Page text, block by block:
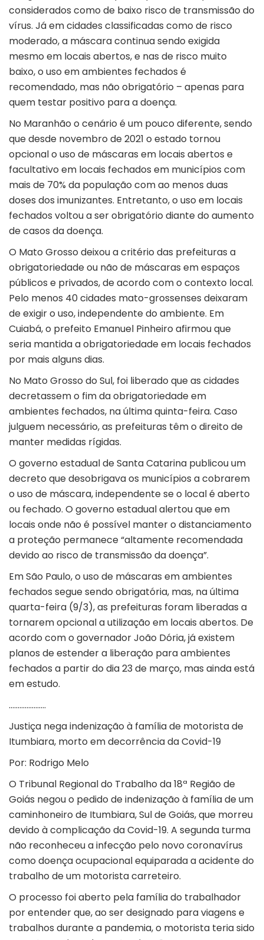
considerados como de baixo risco de transmissão do
vírus. Já em cidades classificadas como de risco
moderado, a máscara continua sendo exigida
mesmo em locais abertos, e nas de risco muito
baixo, o uso em ambientes fechados é
recomendado, mas não obrigatório – apenas para
quem testar positivo para a doença.
No Maranhão o cenário é um pouco diferente, sendo
que desde novembro de 2021 o estado tornou
opcional o uso de máscaras em locais abertos e
facultativo em locais fechados em municípios com
mais de 70% da população com ao menos duas
doses dos imunizantes. Entretanto, o uso em locais
fechados voltou a ser obrigatório diante do aumento
de casos da doença.
O Mato Grosso deixou a critério das prefeituras a
obrigatoriedade ou não de máscaras em espaços
públicos e privados, de acordo com o contexto local.
Pelo menos 40 cidades mato-grossenses deixaram
de exigir o uso, independente do ambiente. Em
Cuiabá, o prefeito Emanuel Pinheiro afirmou que
seria mantida a obrigatoriedade em locais fechados
por mais alguns dias.
No Mato Grosso do Sul, foi liberado que as cidades
decretassem o fim da obrigatoriedade em
ambientes fechados, na última quinta-feira. Caso
julguem necessário, as prefeituras têm o direito de
manter medidas rígidas.
O governo estadual de Santa Catarina publicou um
decreto que desobrigava os municípios a cobrarem
o uso de máscara, independente se o local é aberto
ou fechado. O governo estadual alertou que em
locais onde não é possível manter o distanciamento
a proteção permanece “altamente recomendada
devido ao risco de transmissão da doença”.
Em São Paulo, o uso de máscaras em ambientes
fechados segue sendo obrigatória, mas, na última
quarta-feira (9/3), as prefeituras foram liberadas a
tornarem opcional a utilização em locais abertos. De
acordo com o governador João Dória, já existem
planos de estender a liberação para ambientes
fechados a partir do dia 23 de março, mas ainda está
em estudo.
…………………
Justiça nega indenização à família de motorista de
Itumbiara, morto em decorrência da Covid-19
Por: Rodrigo Melo
O Tribunal Regional do Trabalho da 18ª Região de
Goiás negou o pedido de indenização à família de um
caminhoneiro de Itumbiara, Sul de Goiás, que morreu
devido à complicação da Covid-19. A segunda turma
não reconheceu a infecção pelo novo coronavírus
como doença ocupacional equiparada a acidente do
trabalho de um motorista carreteiro.
O processo foi aberto pela família do trabalhador
por entender que, ao ser designado para viagens e
trabalhos durante a pandemia, o motorista teria sido